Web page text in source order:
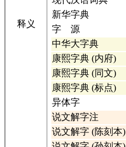
释义
新华字典
字 源
中华大字典
康熙字典 (内府)
康熙字典 (同文)
康熙字典 (标点)
异体字
说文解字注
说文解字 (陈刻本)